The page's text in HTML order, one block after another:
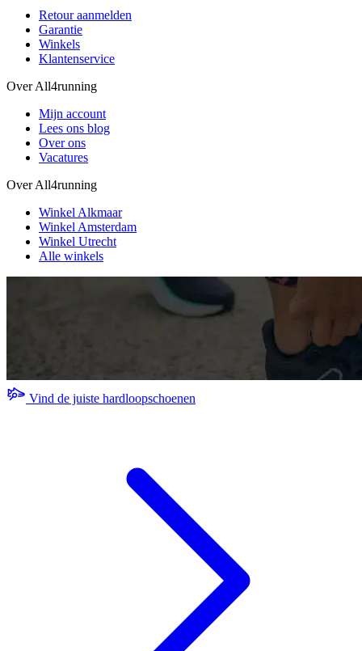
Retour aanmelden
Garantie
Winkels
Klantenservice
Over All4running
Mijn account
Lees ons blog
Over ons
Vacatures
Over All4running
Winkel Alkmaar
Winkel Amsterdam
Winkel Utrecht
Alle winkels
Vind de juiste hardloopschoenen